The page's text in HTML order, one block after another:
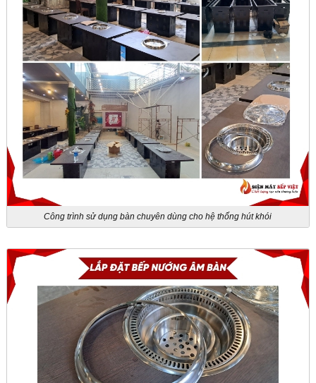
Công trình sử dụng bàn chuyên dùng cho hệ thống hút khói